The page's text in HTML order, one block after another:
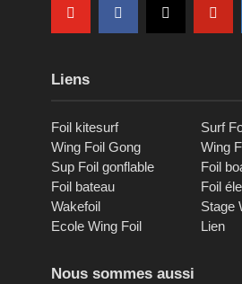
Liens
Foil kitesurf
Surf
Wing Foil Gong
Wing
Sup Foil gonflable
Foil
Foil bateau
Foil
Wakefoil
Stage
Ecole Wing Foil
Lien
Nous sommes aussi